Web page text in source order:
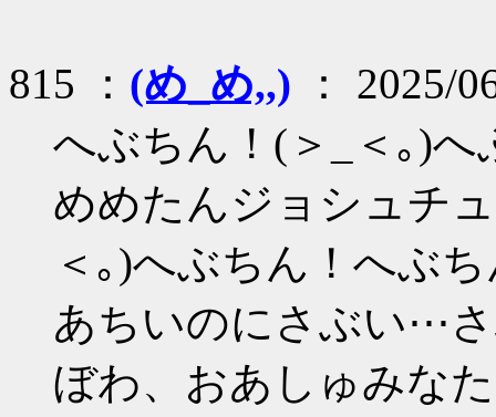
815 ： (め_め,,) ： 2025/
へぶちん！(＞_＜｡)へ
めめたんジョシュチ
＜｡)へぶちん！へぶ
あちいのにさぶい⋯
ぼわ、おあしゅみな